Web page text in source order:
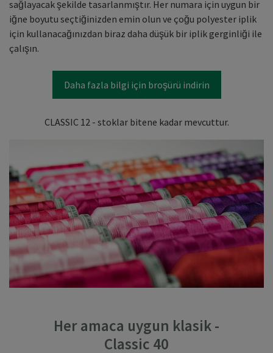
sağlayacak şekilde tasarlanmıştır. Her numara için uygun bir
iğne boyutu seçtiğinizden emin olun ve çoğu polyester iplik
için kullanacağınızdan biraz daha düşük bir iplik gerginliği ile
çalışın.
Daha fazla bilgi için broşürü indirin
CLASSIC 12 - stoklar bitene kadar mevcuttur.
Her amaca uygun klasik -
Classic 40